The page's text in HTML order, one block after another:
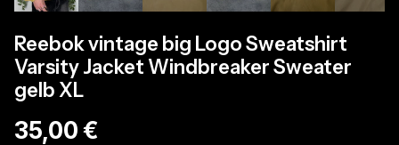
Reebok vintage big Logo Sweatshirt
Varsity Jacket Windbreaker Sweater
gelb XL
35,00 €